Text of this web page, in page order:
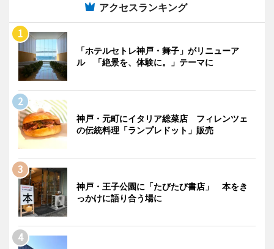
アクセスランキング
「ホテルセトレ神戸・舞子」がリニューア
ル 「絶景を、体験に。」テーマに
神戸・元町にイタリア総菜店 フィレンツェ
の伝統料理「ランプレドット」販売
神戸・王子公園に「たびたび書店」 本をき
っかけに語り合う場に